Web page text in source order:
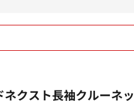
クスト長袖クルーネッ